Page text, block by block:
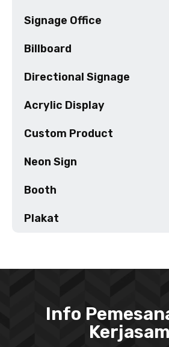
Signage Office
Billboard
Directional Signage
Acrylic Display
Custom Product
Neon Sign
Booth
Plakat
Info